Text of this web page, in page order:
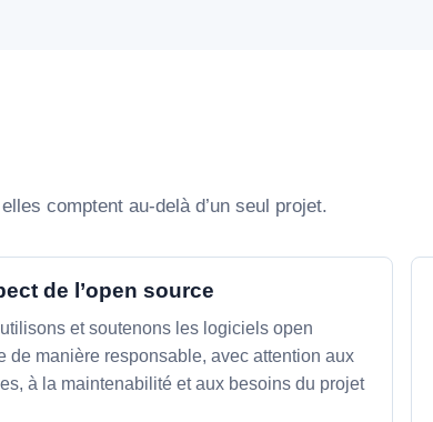
comptent au-delà d’un seul projet.
de l’open source
et soutenons les logiciels open
de manière responsable, avec attention aux
à la maintenabilité et aux besoins du projet